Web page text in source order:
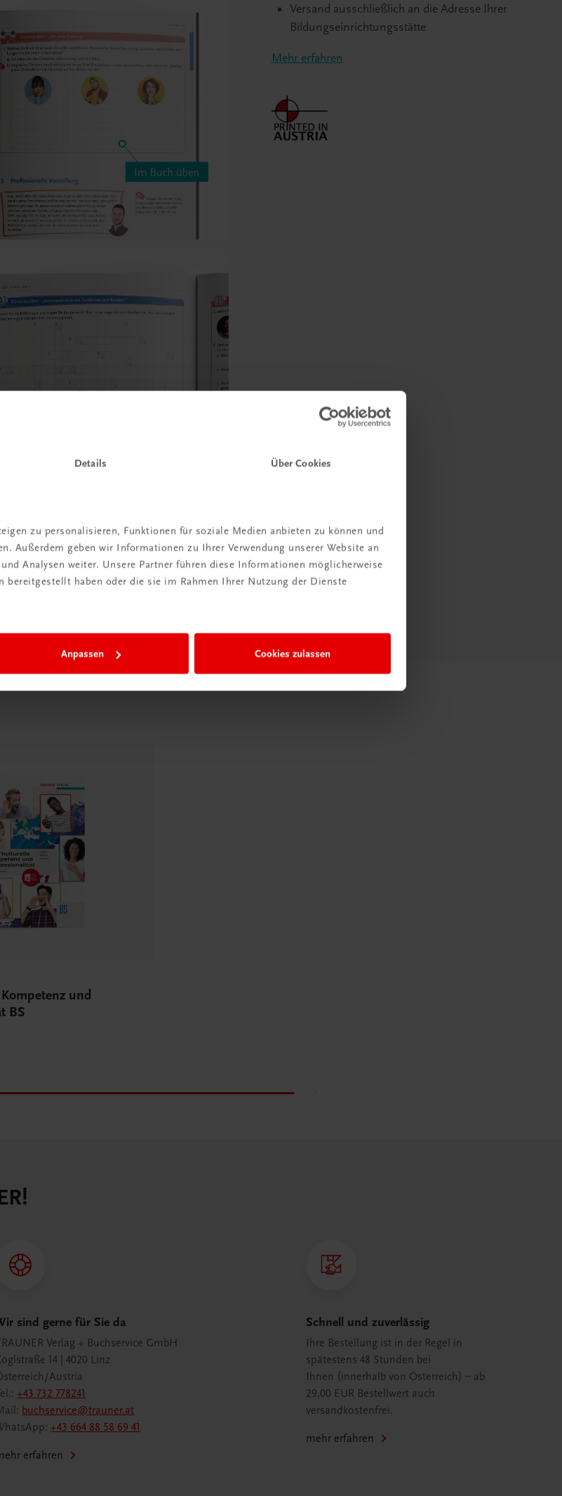
Details Über Cookies
zu personalisieren, Funktionen für soziale Medien anbieten zu können und
Außerdem geben wir Informationen zu Ihrer Verwendung unserer Website an
Analysen weiter. Unsere Partner führen diese Informationen möglicherweise
bereitgestellt haben oder die sie im Rahmen Ihrer Nutzung der Dienste
Anpassen Cookies zulassen
Versand ausschließlich an die Adresse Ihrer
Bildungseinrichtungsstätte
Mehr erfahren
und
BS
sind gerne für Sie da
Verlag + Buchservice GmbH
14 | 4020 Linz
Austria
+43 732 778241
buchservice@trauner.at
+43 664 88 58 69 41
erfahren
Schnell und zuverlässig
Ihre Bestellung ist in der Regel in
spätestens 48 Stunden bei
Ihnen (innerhalb von Österreich) – ab
29,00 EUR Bestellwert auch
versandkostenfrei.
mehr erfahren